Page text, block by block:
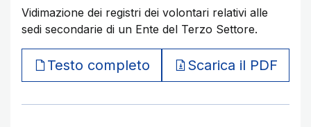
Vidimazione dei registri dei volontari relativi alle
sedi secondarie di un Ente del Terzo Settore.
Testo completo Scarica il PDF